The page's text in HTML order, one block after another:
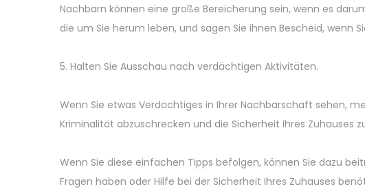
Nachbarn können eine große Bereicherung sein, wenn es
die um Sie herum leben, und sagen Sie ihnen Bescheid, wenn
5. Halten Sie Ausschau nach verdächtigen Aktivitäten.
Wenn Sie etwas Verdächtiges in Ihrer Nachbarschaft sehen,
Kriminalität abzuschrecken und die Sicherheit Ihres Zuhauses
Wenn Sie diese einfachen Tipps befolgen, können Sie dazu
Fragen haben oder Hilfe bei der Sicherheit Ihres Zuhauses